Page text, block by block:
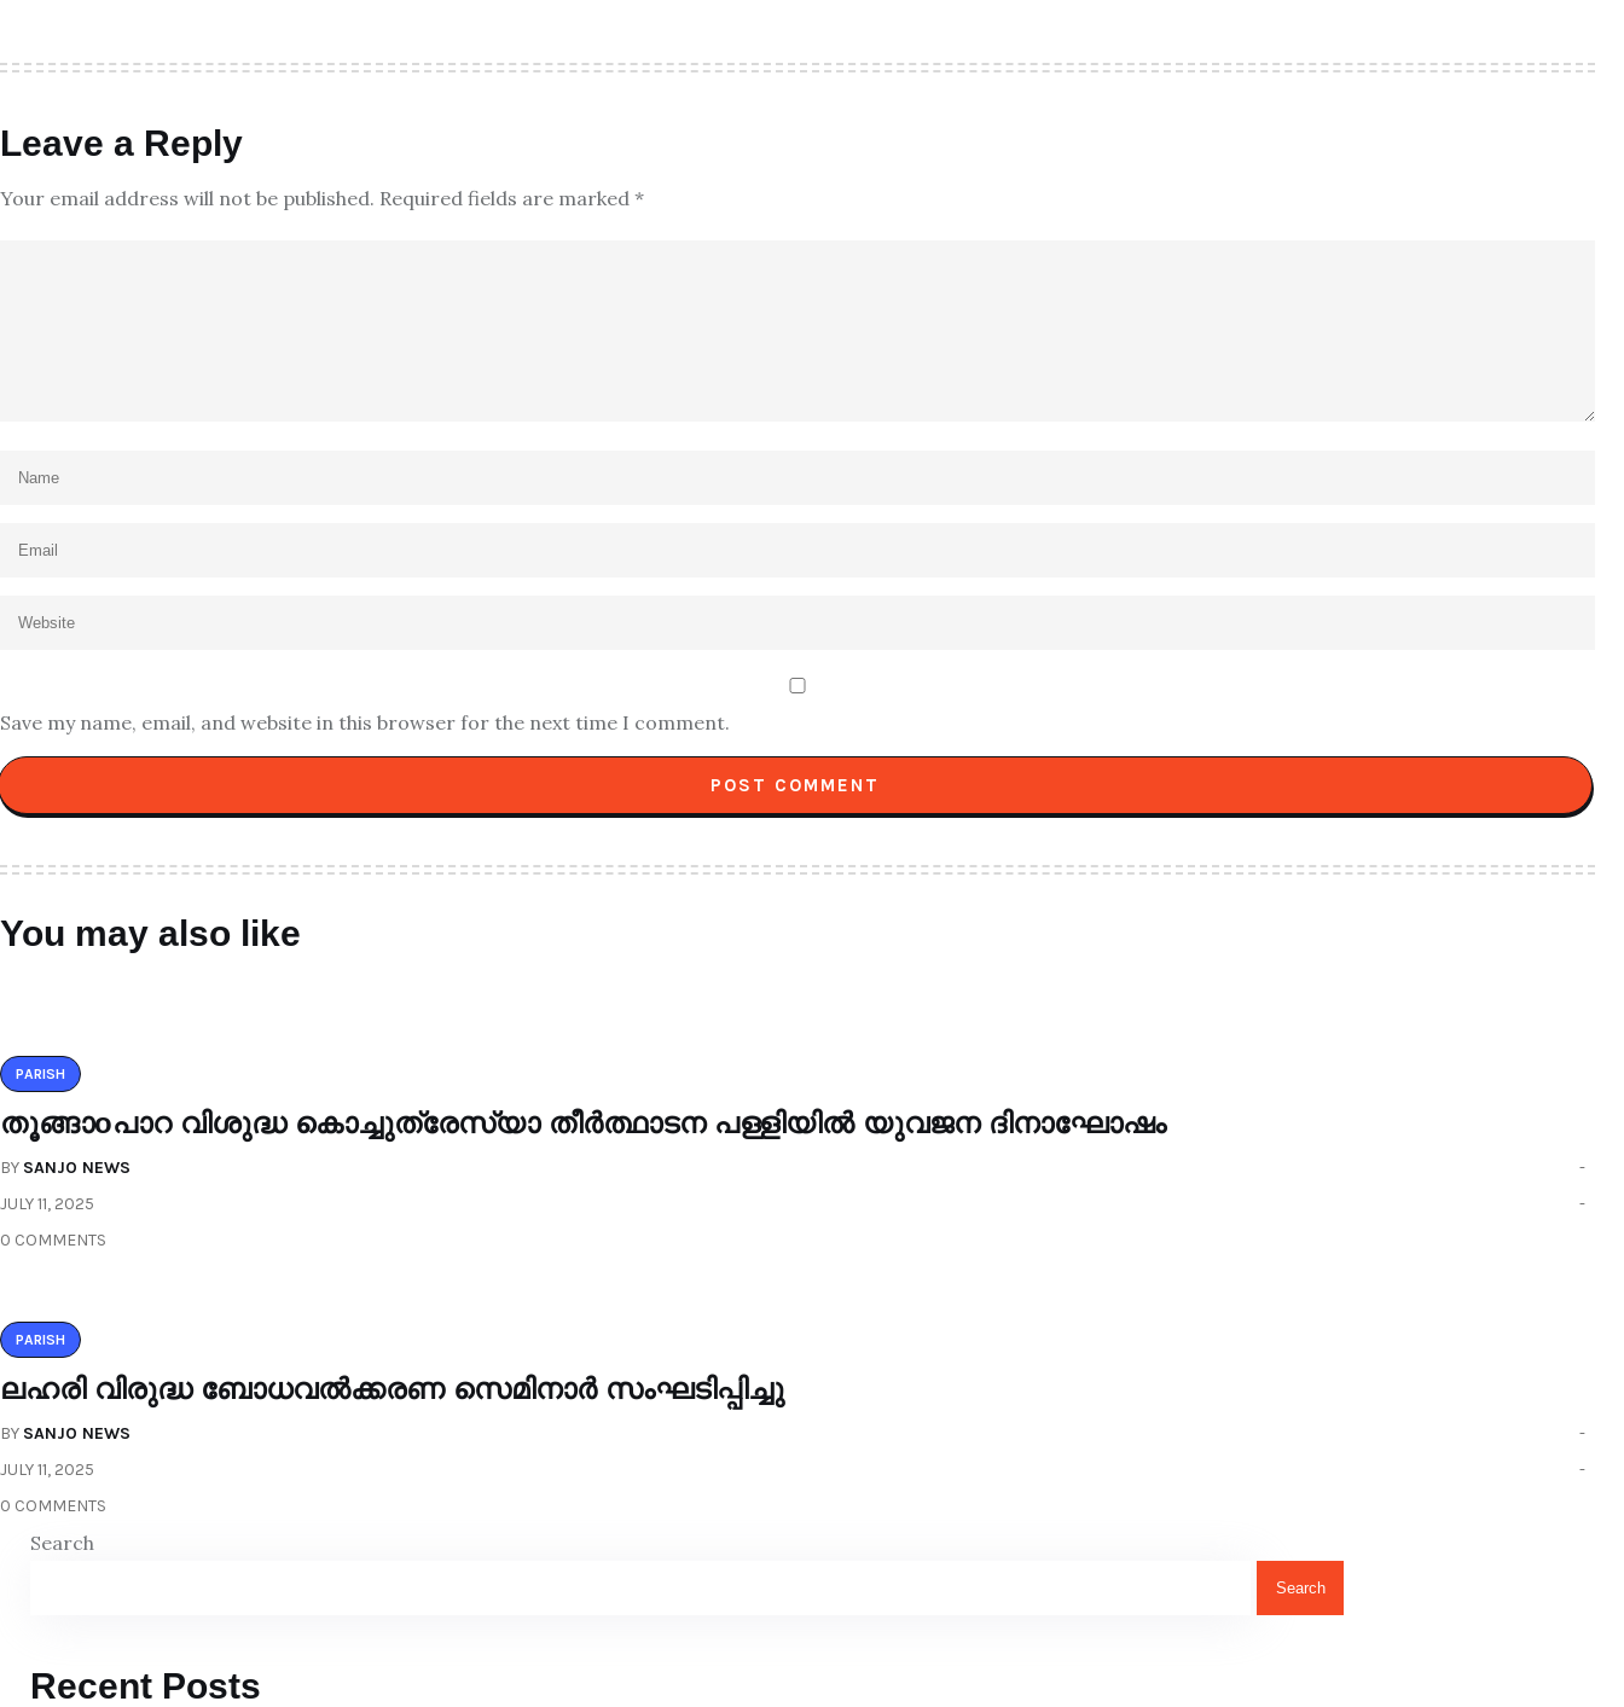
Leave a Reply
Your email address will not be published. Required fields are marked *
Save my name, email, and website in this browser for the next time I comment.
You may also like
PARISH
തൂങ്ങാoപാറ വിശുദ്ധ കൊച്ചുത്രേസ്യാ തീർത്ഥാടന പള്ളിയിൽ യുവജന ദിനാഘോഷം
BY SANJO NEWS
JULY 11, 2025
0 COMMENTS
PARISH
ലഹരി വിരുദ്ധ ബോധവൽക്കരണ സെമിനാർ സംഘടിപ്പിച്ചു
BY SANJO NEWS
JULY 11, 2025
0 COMMENTS
Search
Search
Recent Posts